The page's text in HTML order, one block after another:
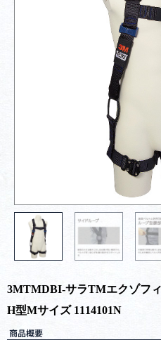
3MTMDBI-サラTMエクゾフ
H型Mサイズ 1114101N
商品概要